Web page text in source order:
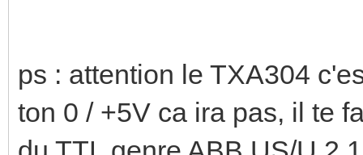
ps : attention le TXA304
ton 0 / +5V ca ira pas, il te